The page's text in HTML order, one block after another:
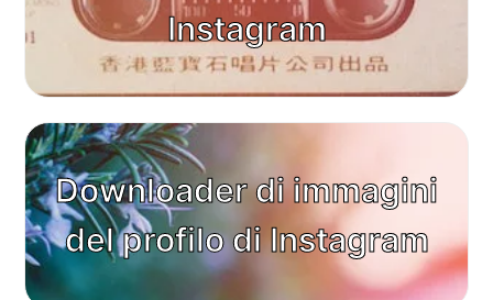
Instagram
Downloader di immagini
del profilo di Instagram